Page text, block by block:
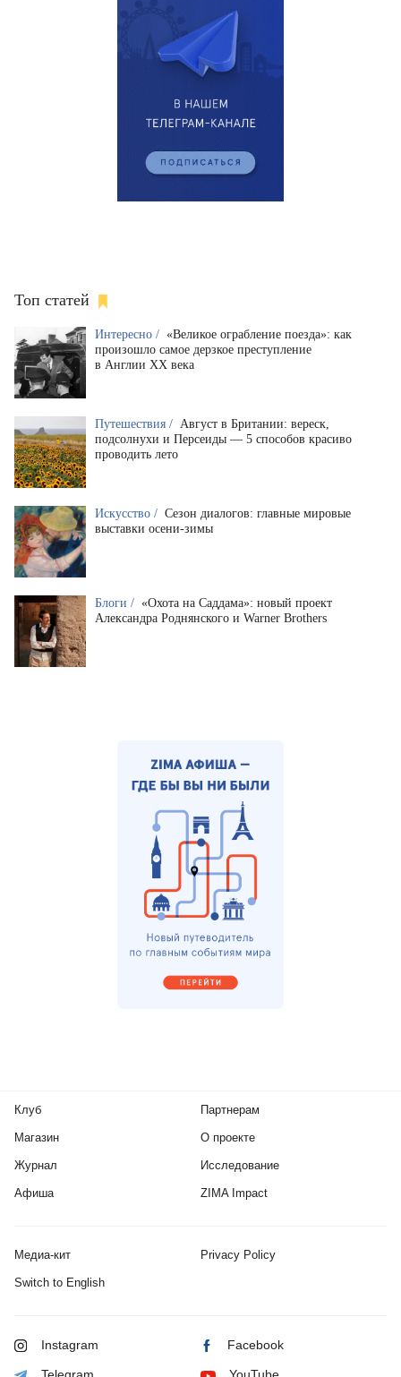
Топ статей
Интересно / «Великое ограбление поезда»: как
произошло самое дерзкое преступление
в Англии XX века
Путешествия / Август в Британии: вереск,
подсолнухи и Персеиды — 5 способов красиво
проводить лето
Искусство / Сезон диалогов: главные мировые
выставки осени-зимы
Блоги / «Охота на Саддама»: новый проект
Александра Роднянского и Warner Brothers
Клуб
Магазин
Журнал
Афиша
Партнерам
О проекте
Исследование
ZIMA Impact
Медиа-кит Privacy Policy
Switch to English
Instagram Facebook